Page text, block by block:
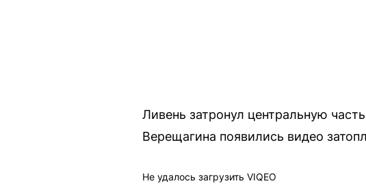
Ливень затронул центральную
Верещагина появились видео
Не удалось загрузить VIQEO